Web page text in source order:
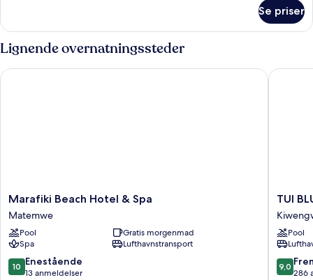
værelse
Se priser
Lignende overnatningssteder
Marafiki
Beach
Hotel
&
Spa
Matemwe
Marafiki Beach Hotel & Spa
Matemwe
Pool
Gratis morgenmad
Spa
Lufthavnstransport
10.0
ud
10 Enestående
13 anmeldelser
Marafiki Beach Hotel & Spa
TUI
BLUE
Bahari
Zanzibar
TUI
Pool
9.0
ud
9,0
286
TUI